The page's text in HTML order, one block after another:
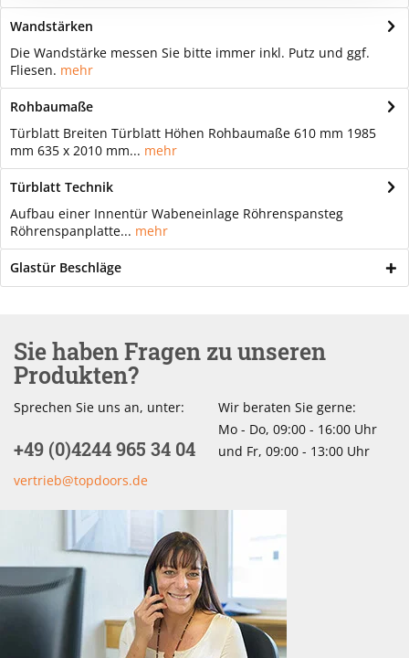
Wandstärken
Die Wandstärke messen Sie bitte immer inkl. Putz und ggf.
Fliesen. mehr
Rohbaumaße
Türblatt Breiten Türblatt Höhen Rohbaumaße 610 mm 1985
mm 635 x 2010 mm... mehr
Türblatt Technik
Aufbau einer Innentür Wabeneinlage Röhrenspansteg
Röhrenspanplatte... mehr
Glastür Beschläge
Sie haben Fragen zu unseren
Produkten?
Sprechen Sie uns an, unter:
+49 (0)4244 965 34 04
vertrieb@topdoors.de
Wir beraten Sie gerne:
Mo - Do, 09:00 - 16:00 Uhr
und Fr, 09:00 - 13:00 Uhr